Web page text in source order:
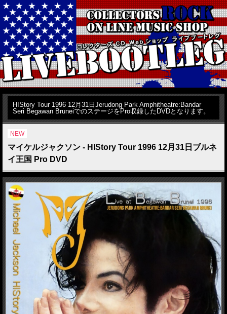
HIStory Tour 1996 12月31日Jerudong Park Amphitheatre:Bandar
Seri Begawan BruneiでのステージをPro収録したDVDとなります。
NEW
マイケルジャクソン - HIStory Tour 1996 12月31日ブルネ
イ王国 Pro DVD